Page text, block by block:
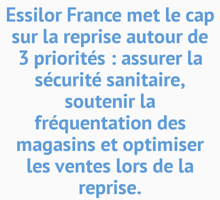
Essilor France met le cap
sur la reprise autour de
3 priorités : assurer la
sécurité sanitaire,
soutenir la
fréquentation des
magasins et optimiser
les ventes lors de la
reprise.